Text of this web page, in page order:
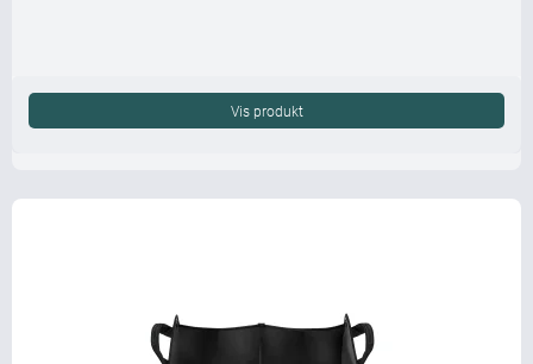
Vis produkt